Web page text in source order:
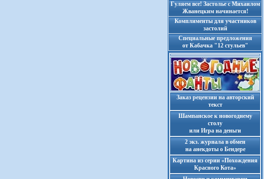
Гуляем все! Застолье с Михаилом
Жванецким начинается!
Комплименты для участников
застолий
Cпециальные предложения
от Кабачка "12 стульев"
Заказ рецензии на авторский
текст
Шампанское к новогоднему
столу
или Игра на деньги
2 экз. журнала в обмен
на анекдоты о Бендере
Картина из серии «Похождения
Красного Кота»